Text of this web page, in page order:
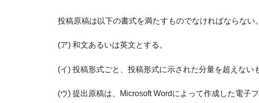
投稿原稿は以下の書式を満たすものでなければならない。
(ア) 和文あるいは英文とする。
(イ) 投稿形式ごと、投稿形式に示された分量を超えない
(ウ) 提出原稿は、Microsoft Wordによって作成した電子フ